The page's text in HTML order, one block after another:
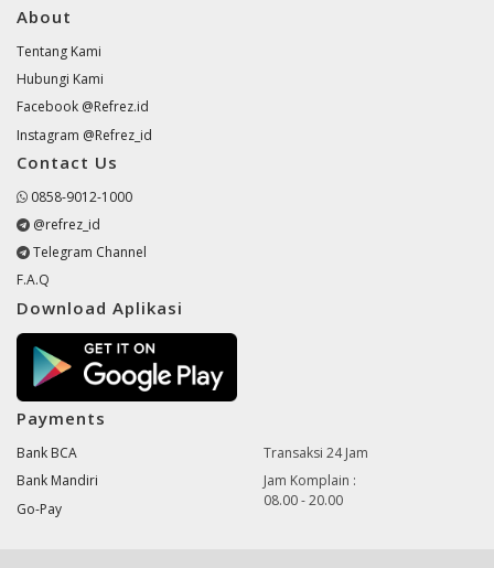
About
Tentang Kami
Hubungi Kami
Facebook @Refrez.id
Instagram @Refrez_id
Contact Us
0858-9012-1000
@refrez_id
Telegram Channel
F.A.Q
Download Aplikasi
Payments
Bank BCA
Bank Mandiri
Go-Pay
Transaksi 24 Jam
Jam Komplain :
08.00 - 20.00